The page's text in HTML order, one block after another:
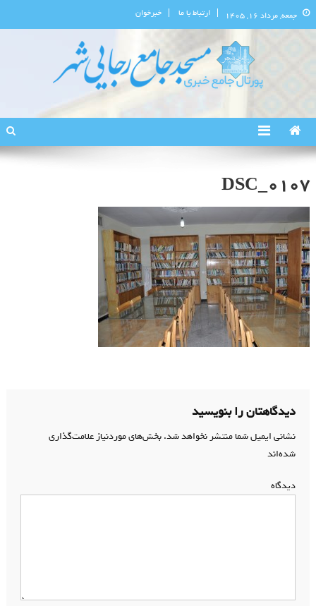
جمعه, مرداد ۱۶, ۱۴۰۵ ارتباط با ما خبرخوان
پورتال اطلاع‌رسانی مسجد جامع
DSC_0107
دیدگاهتان را بنویسید
نشانی ایمیل شما منتشر نخواهد شد.بخش‌های موردنیاز علامت‌گذاری
شده‌اند
دیدگاه